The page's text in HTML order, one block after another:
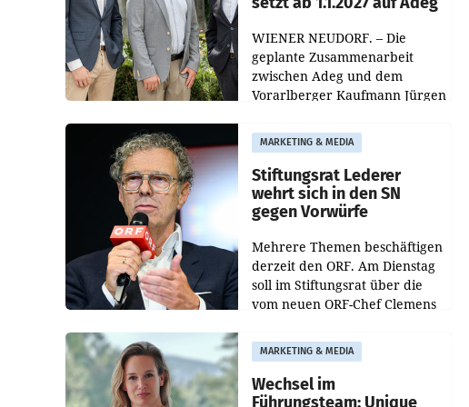
WIENER NEUDORF. – Die
geplante Zusammenarbeit
zwischen Adeg und dem
Vorarlberger Kaufmann Jürgen
freigegeben: Die
Bundeswettbewerbsbehörde
und der Bundeskartellanwalt
MARKETING & MEDIA
Stiftungsrat Lederer
wehrt sich in den SN
gegen Vorwürfe
Mehrere Themen beschäftigen
derzeit den ORF. Am Dienstag
soll im Stiftungsrat über die
vom neuen ORF-Chef Clemens
Besetzungen für die
Direktionen abgestimmt
werden.
MARKETING & MEDIA
Wechsel im
Führungsteam: Unique